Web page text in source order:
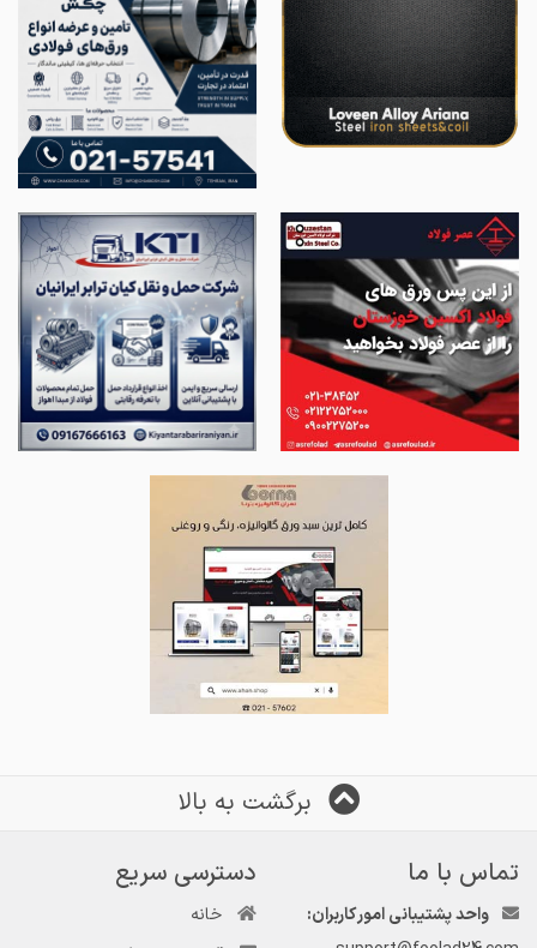
برگشت به بالا
تماس با ما
واحد پشتیبانی امور کاربران:
دسترسی سریع
خانه